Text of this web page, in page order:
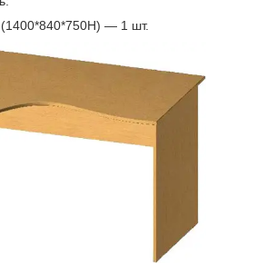
(1400*840*750Н) — 1 шт.